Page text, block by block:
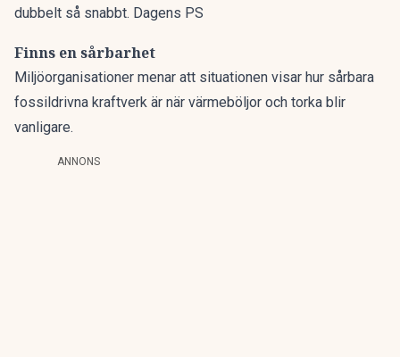
dubbelt så snabbt. Dagens PS
Finns en sårbarhet
Miljöorganisationer menar att situationen visar hur sårbara
fossildrivna kraftverk är när värmeböljor och torka blir
vanligare.
ANNONS